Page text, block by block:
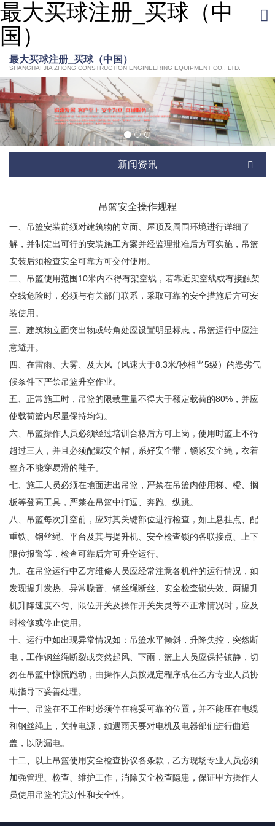
最大买球注册_买球（中
国）
最大买球注册_买球（中国）
SHANGHAI JIA ZHONG CONSTRUCTION ENGINEERING EQUIPMENT CO., LTD.
买球（中国）
公司介绍
最大买球注册_买球
（中国）
新闻资讯
荣誉资质
新闻资讯
吊篮安全操作规程
一、吊篮安装前须对建筑物的立面、屋顶及周围环境进行详细了
解，并制定出可行的安装施工方案并经监理批准后方可实施，吊篮
安装后须检查安全可靠方可交付使用。
二、吊篮使用范围10米内不得有架空线，若靠近架空线或有接触架
空线危险时，必须与有关部门联系，采取可靠的安全措施后方可安
装使用。
三、建筑物立面突出物或转角处应设置明显标志，吊篮运行中应注
意避开。
四、在雷雨、大雾、及大风（风速大于8.3米/秒相当5级）的恶劣气
候条件下严禁吊篮升空作业。
五、正常施工时，吊篮的限载重量不得大于额定载荷的80%，并应
使载荷篮内尽量保持均匀。
六、吊篮操作人员必须经过培训合格后方可上岗，使用时篮上不得
超过三人，并且必须配戴安全帽，系好安全带，锁紧安全绳，衣着
整齐不能穿易滑的鞋子。
七、施工人员必须在地面进出吊篮，严禁在吊篮内使用梯、橙、搁
板等登高工具，严禁在吊篮中打逗、奔跑、纵跳。
八、吊篮每次升空前，应对其关键部位进行检查，如上悬挂点、配
重铁、钢丝绳、平台及其与提升机、安全检查锁的各联接点、上下
限位报警等，检查可靠后方可升空运行。
九、在吊篮运行中乙方维修人员应经常注意各机件的运行情况，如
发现提升发热、异常噪音、钢丝绳断丝、安全检查锁失效、两提升
机升降速度不匀、限位开关及操作开关失灵等不正常情况时，应及
时检修或停止使用。
十、运行中如出现异常情况如：吊篮水平倾斜，升降失控，突然断
电，工作钢丝绳断裂或突然起风、下雨，篮上人员应保持镇静，切
勿在吊篮中惊慌跑动，由操作人员按规定程序或在乙方专业人员协
助指导下妥善处理。
十一、吊篮在不工作时必须停在稳妥可靠的位置，并不能压在电缆
和钢丝绳上，关掉电源，如遇雨天要对电机及电器部们进行曲遮
盖，以防漏电。
十二、以上吊篮使用安全检查协议各条款，乙方现场专业人员必须
加强管理、检查、维护工作，消除安全检查隐患，保证甲方操作人
员使用吊篮的完好性和安全性。